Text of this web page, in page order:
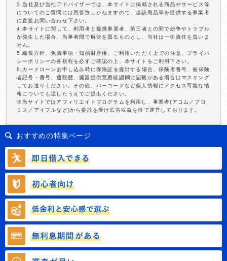
3.当社及び当社アドバイザーでは、本サイトに掲載される商品やサービス等
についてのご質問には回答致しかねますので、当該商品等を提供する事業者
に直接お問い合わせ下さい。
4.本サイトに関して、利用者と提携事業者、第三者との間で紛争やトラブル
が発生した場合、当事者間で解決を図るものとし、当社は一切責任を負いま
せん。
5.編集方針、免責事項・知的財産権、ご利用いただく上での注意、プライバ
シーポリシーの各規程を必ずご確認の上、本サイトをご利用下さい。
6.カードローンお申し込み時に保険証を提出する場合、保険者番号、被保険
者記号・番号、通院歴、臓器提供意思確認欄に記載がある場合はマスキング
してお送りください。その他、バーコードなど個人情報にアクセス可能な情
報についても隠したうえでご提出ください。
※当サイトではアフィリエイトプログラムを利用し、事業者(アコム／プロ
ミス／アイフルなど)から委託を受け広告収益を得て運営しております。
おすすめの特集ページ